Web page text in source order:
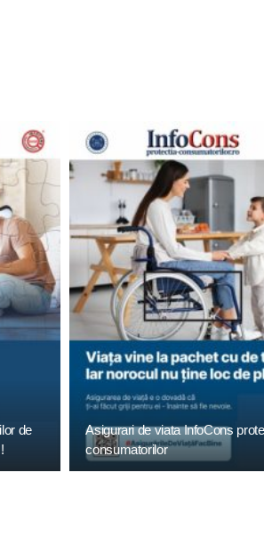
de
Asigurari de viata InfoCons
consumatorilor